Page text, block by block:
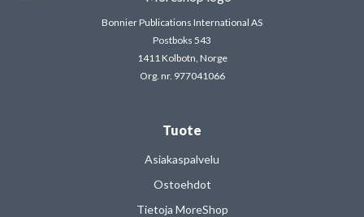
Bonnier Publications International AS
Postboks 543
1411 Kolbotn, Norge
Org. nr. 977041066
Tuote
Asiakaspalvelu
Ostoehdot
Tietoja MoreShop